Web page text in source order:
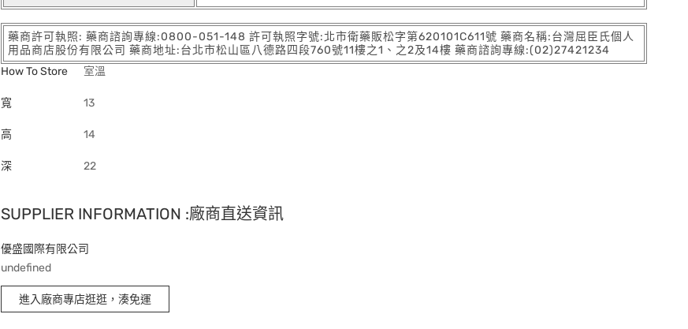
藥商許可執照: 藥商諮詢專線:0800-051-148 許可執照字號:北市衛藥販松字第620101C611號 藥商名稱:台灣屈臣氏個人
用品商店股份有限公司 藥商地址:台北市松山區八德路四段760號11樓之1、之2及14樓 藥商諮詢專線:(02)27421234
How To Store
室溫
寬 13
高 14
深 22
SUPPLIER INFORMATION :廠商直送資訊
優盛國際有限公司
undefined
進入廠商專店逛逛，湊免運